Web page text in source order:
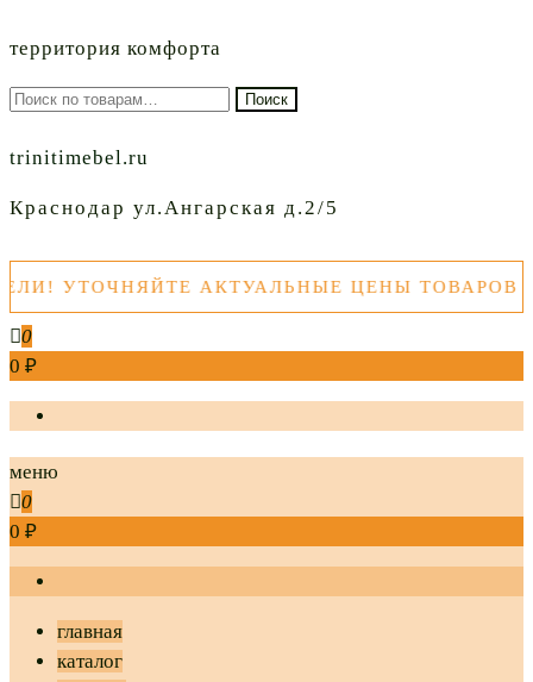
территория комфорта
Искать: Поиск
trinitimebel.ru
Краснодар ул.Ангарская д.2/5
АКТУАЛЬНЫЕ ЦЕНЫ ТОВАРОВ
0
0 ₽
меню
0
0 ₽
главная
каталог